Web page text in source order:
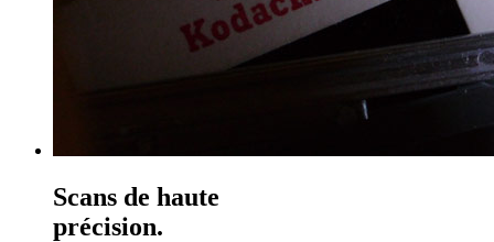
Scans de haute
précision.